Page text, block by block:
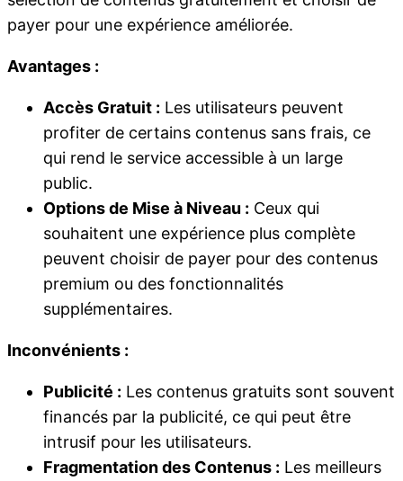
payer pour une expérience améliorée.
Avantages :
Accès Gratuit : Les utilisateurs peuvent
profiter de certains contenus sans frais, ce
qui rend le service accessible à un large
public.
Options de Mise à Niveau : Ceux qui
souhaitent une expérience plus complète
peuvent choisir de payer pour des contenus
premium ou des fonctionnalités
supplémentaires.
Inconvénients :
Publicité : Les contenus gratuits sont souvent
financés par la publicité, ce qui peut être
intrusif pour les utilisateurs.
Fragmentation des Contenus : Les meilleurs